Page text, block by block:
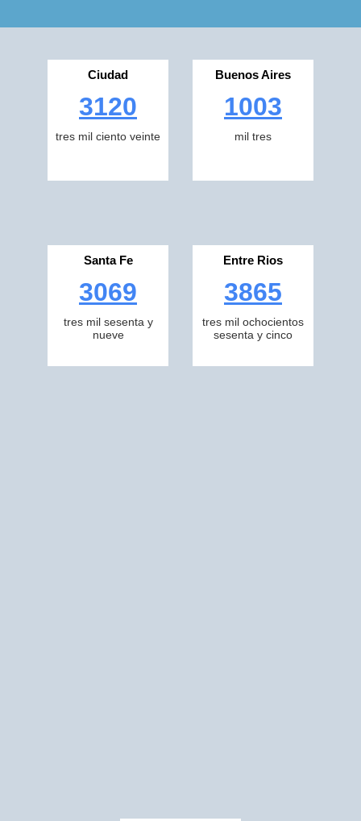
Ciudad
3120
tres mil ciento veinte
Buenos Aires
1003
mil tres
Santa Fe
3069
tres mil sesenta y
nueve
Entre Rios
3865
tres mil ochocientos
sesenta y cinco